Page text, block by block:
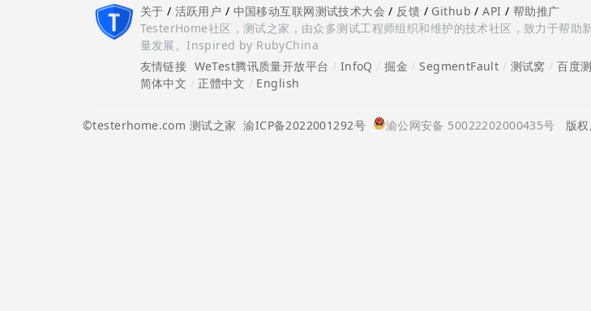
关于 / 活跃用户 / 中国移动互联网测试技术大会 / 反馈 / Github /API / 帮助推广
TesterHome社区，测试之家，由众多测试工程师组织和维护的技术社区，致力于帮助
量发展。Inspired by RubyChina
友情链接 WeTest腾讯质量开放平台 InfoQ /掘金 /SegmentFault 测试窝 /百度
简体中文
正體中文 English
©testerhome.com 测试之家 渝ICP备2022001292号 渝公网安备 50022202000435号 版权